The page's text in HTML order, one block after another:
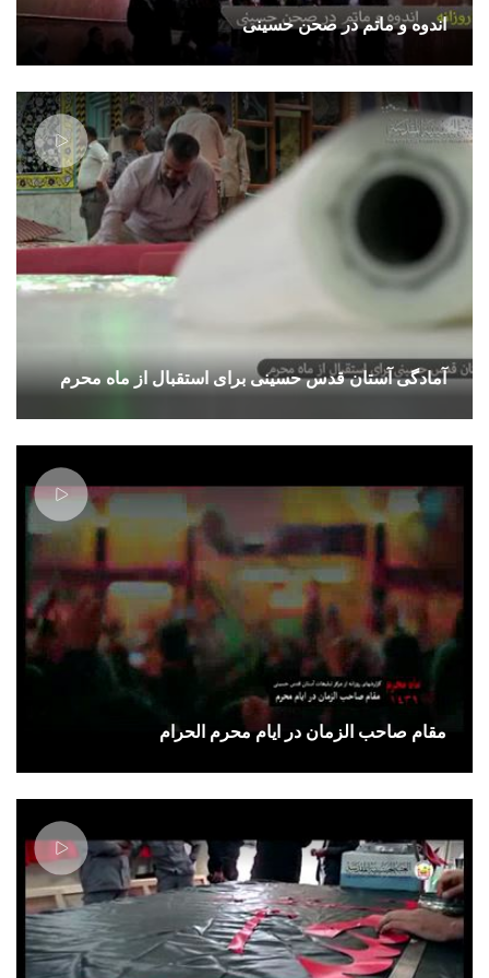
اندوه و ماتم در صحن حسینی
آمادگی آستان قدس حسینی برای استقبال از ماه محرم
مقام صاحب الزمان در ایام محرم الحرام